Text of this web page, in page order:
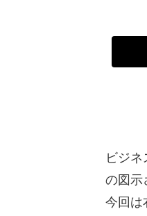
ビジ
の図示
今回は